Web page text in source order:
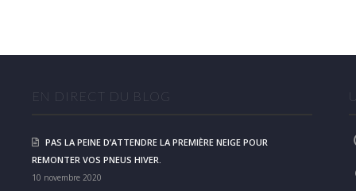
EN DIRECT DU BLOG
PAS LA PEINE D’ATTENDRE LA PREMIÈRE NEIGE POUR
REMONTER VOS PNEUS HIVER.
10 novembre 2020